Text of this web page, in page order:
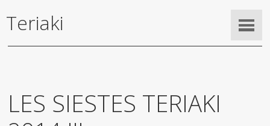
Teriaki
LES SIESTES TERIAKI